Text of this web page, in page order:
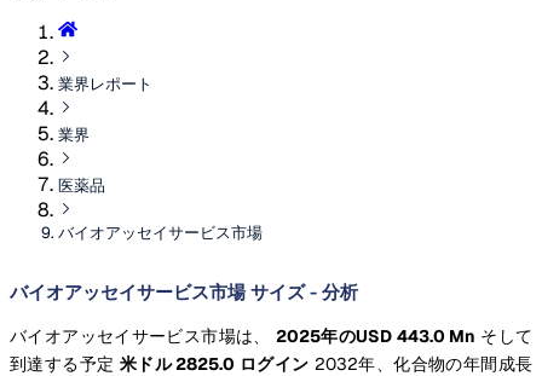
業界レポート
業界
医薬品
バイオアッセイサービス市場
バイオアッセイサービス市場 サイズ - 分析
バイオアッセイサービス市場は、 2025年のUSD 443.0 Mn そして
到達する予定 米ドル 2825.0 ログイン 2032年、化合物の年間成長